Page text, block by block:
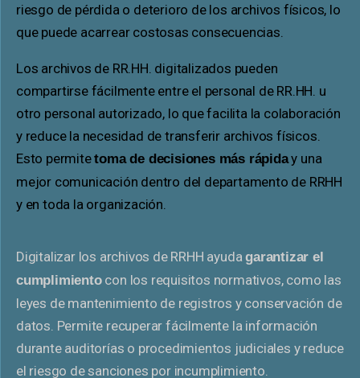
riesgo de pérdida o deterioro de los archivos físicos, lo
que puede acarrear costosas consecuencias.
Los archivos de RR.HH. digitalizados pueden
compartirse fácilmente entre el personal de RR.HH. u
otro personal autorizado, lo que facilita la colaboración
y reduce la necesidad de transferir archivos físicos.
Esto permitetoma de decisiones más rápiday una
mejor comunicación dentro del departamento de RRHH
y en toda la organización.
Digitalizar los archivos de RRHH ayudagarantizar el
cumplimientocon los requisitos normativos, como las
leyes de mantenimiento de registros y conservación de
datos. Permite recuperar fácilmente la información
durante auditorías o procedimientos judiciales y reduce
el riesgo de sanciones por incumplimiento.